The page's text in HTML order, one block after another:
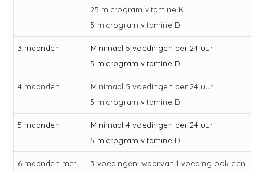
25 microgram vitamine K
5 microgram vitamine D
3 maanden
Minimaal 5 voedingen per 24 uur
5 microgram vitamine D
4 maanden
Minimaal 5 voedingen per 24 uur
5 microgram vitamine D
5 maanden
Minimaal 4 voedingen per 24 uur
5 microgram vitamine D
6 maanden met
3 voedingen, waarvan 1 voeding ook een